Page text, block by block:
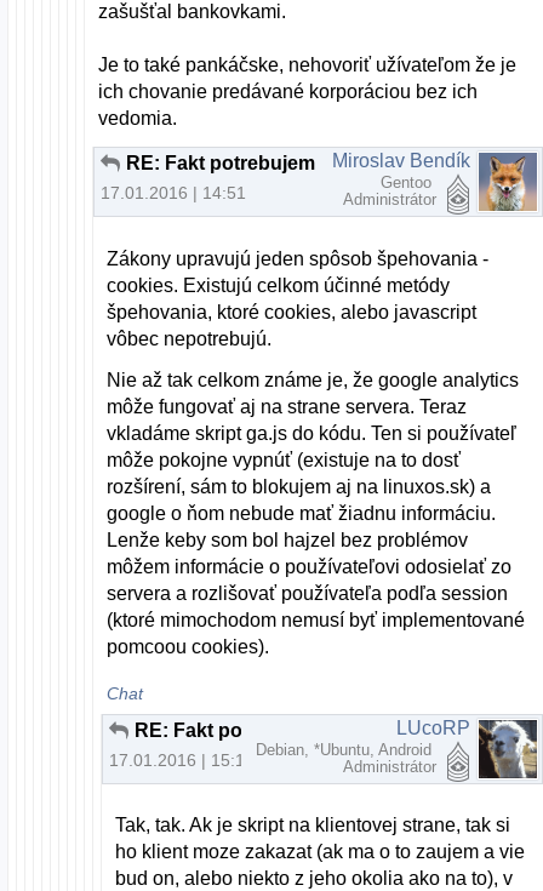
zašušťal bankovkami.
Je to také pankáčske, nehovoriť užívateľom že je
ich chovanie predávané korporáciou bez ich
vedomia.
RE: Fakt potrebujem na prehliadanie webu nový počítač?
17.01.2016 | 14:51
Miroslav Bendík
Gentoo
Administrátor
Zákony upravujú jeden spôsob špehovania -
cookies. Existujú celkom účinné metódy
špehovania, ktoré cookies, alebo javascript
vôbec nepotrebujú.
Nie až tak celkom známe je, že google analytics
môže fungovať aj na strane servera. Teraz
vkladáme skript ga.js do kódu. Ten si používateľ
môže pokojne vypnúť (existuje na to dosť
rozšírení, sám to blokujem aj na linuxos.sk) a
google o ňom nebude mať žiadnu informáciu.
Lenže keby som bol hajzel bez problémov
môžem informácie o používateľovi odosielať zo
servera a rozlišovať používateľa podľa session
(ktoré mimochodom nemusí byť implementované
pomcoou cookies).
Chat
17.01.2016 | 15:14
LUcoRP
Debian, *Ubuntu, Android
Administrátor
Tak, tak. Ak je skript na klientovej strane, tak si
ho klient moze zakazat (ak ma o to zaujem a vie
bud on, alebo niekto z jeho okolia ako na to), v